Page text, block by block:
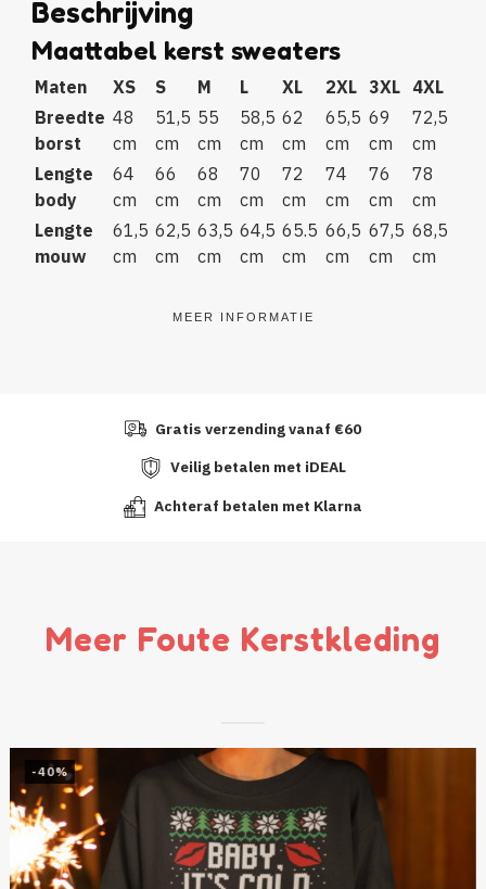
Beschrijving
Maattabel kerst sweaters
Maten XS S M L XL 2XL 3XL
4XL
Breedte
borst
48
cm
51,5
cm
55
cm
58,5
cm
62
cm
65,5
cm
69
cm
72,5
cm
Lengte
body
64
cm
66
cm
68
cm
70
cm
72
cm
74
cm
76
cm
78
cm
Lengte
mouw
61,5
cm
62,5
cm
63,5
cm
64,5
cm
65.5
cm
66,5
cm
67,5
cm
68,5
cm
MEER INFORMATIE
Gratis verzending vanaf €60
Veilig betalen met iDEAL
Achteraf betalen met Klarna
Meer Foute Kerstkleding
-40%